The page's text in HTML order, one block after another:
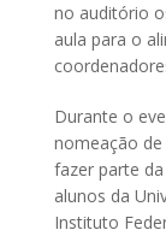
no auditório
aula para o
Durante o
nomeação
fazer parte
alunos da
Instituto